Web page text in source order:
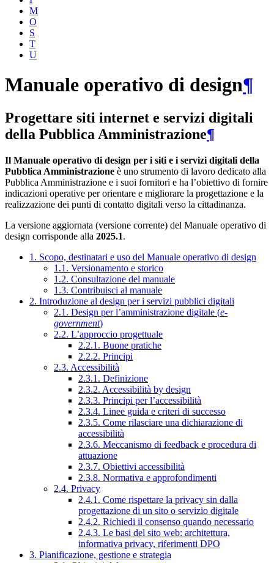
M
O
S
T
U
Manuale operativo di design¶
Progettare siti internet e servizi digitali
della Pubblica Amministrazione¶
Il Manuale operativo di design per i siti e i servizi digitali della
Pubblica Amministrazione è uno strumento di lavoro dedicato alla
Pubblica Amministrazione e i suoi fornitori e ha l’obiettivo di fornire
indicazioni operative per orientare e migliorare la progettazione e la
realizzazione dei punti di contatto digitali verso la cittadinanza.
La versione aggiornata (versione corrente) del Manuale operativo di
design corrisponde alla 2025.1.
1. Scopo, destinatari e uso del Manuale operativo di design
1.1. Versionamento e storico
1.2. Consultazione del manuale
1.3. Contribuisci al manuale
2. Introduzione al design per i servizi pubblici digitali
2.1. Design per l’amministrazione digitale (e-
government)
2.2. L’approccio progettuale
2.2.1. Buone pratiche
2.2.2. Principi
2.3. Accessibilità
2.3.1. Definizione
2.3.2. Accessibilità by design
2.3.3. Principi per l’accessibilità
2.3.4. Linee guida e criteri di successo
2.3.5. Come rilasciare una dichiarazione di
accessibilità
2.3.6. Meccanismo di feedback e procedura di
attuazione
2.3.7. Obiettivi accessibilità
2.3.8. Normativa e approfondimenti
2.4. Privacy
2.4.1. Come rispettare la privacy sin dalla
progettazione di un sito o servizio digitale
2.4.2. Richiedi il consenso quando necessario
2.4.3. Le basi del sito web: architettura,
informativa privacy, riferimenti DPO
3. Pianificazione, gestione e strategia